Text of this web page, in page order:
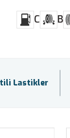
C B
Lastikler